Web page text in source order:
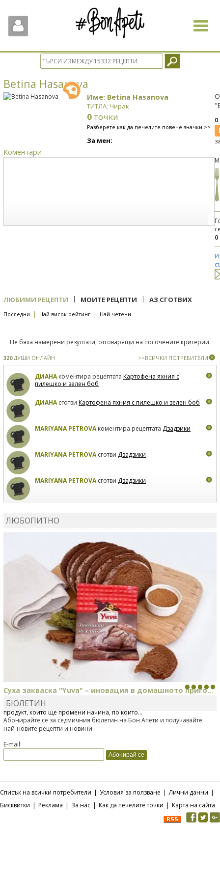
Toggle
Betina Hasanova
Име: Betina Hasanova
ТИТЛА: Чирак
0 точки
Разберете как да печелите повече значки >>
За мен:
Коментари
0
ЛЮБИМИ РЕЦЕПТИ | МОИТЕ РЕЦЕПТИ | АЗ СГОТВИХ
Последни | Най-висок рейтинг | Най-четени
Не бяха намерени резултати, отговарящи на посочените критерии.
320ДУШИ ОНЛАЙН >>ВСИЧКИ ПОТРЕБИТЕЛИ
ДИАНАкоментира рецептата Картофена яхния с
пилешко и зелен боб
ДИАНАсготви Картофена яхния с пилешко и зелен боб
MARIYANA PETROVAкоментира рецептата Дзадзики
MARIYANA PETROVAсготви Дзадзики
MARIYANA PETROVAсготви Дзадзики
ЛЮБОПИТНО
Суха закваска "Yuva" – иновация в домашното приго...
Отскоро Лесафр България стартира предлагането на изцяло нов
продукт, който ще промени начина, по който...
БЮЛЕТИН
Абонирайте се за седмичния бюлетин на Бон Апети и получавайте
най-новите рецепти и новини
E-mail:
Списък на всички потребители | Условия за ползване | Лични данни |
Бисквитки | Реклама | За нас | Как да печелите точки | Карта на сайта